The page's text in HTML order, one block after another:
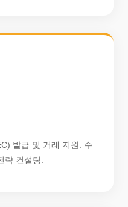
발급 및 거래 지원. 수
략 컨설팅.